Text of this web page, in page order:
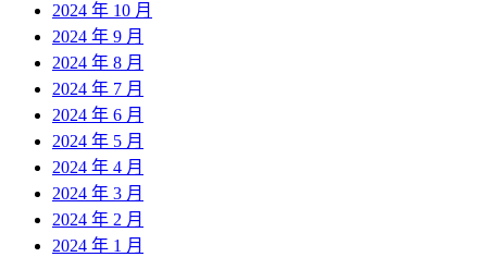
2024 年 10 月
2024 年 9 月
2024 年 8 月
2024 年 7 月
2024 年 6 月
2024 年 5 月
2024 年 4 月
2024 年 3 月
2024 年 2 月
2024 年 1 月